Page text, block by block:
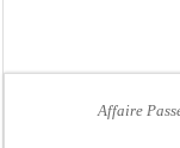
Le restaurant Aby’s
Affaire